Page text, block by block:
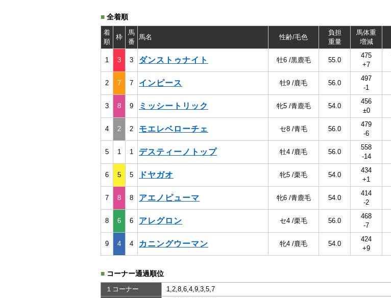
■ 全着順
着
順
枠
馬
番
馬名 性齢/毛色
負担
重量
馬体重
増減
1 3 3 ダンストゥナイト 牡6 /黒鹿毛 55.0
475
+7
2 7 7 インピース 牡9 /鹿毛 56.0
497
-1
3 8 9 ミッシートリック 牝5 /青鹿毛 54.0
456
±0
4 2 2 モエレベローチェ セ8 /青毛 56.0
479
-6
5 1 1 デスティーノトップ 牡4 /鹿毛 56.0
558
-14
6 5 5 ドヤガオ 牝5 /栗毛 54.0
434
+1
7 8 8 アエノピューマ 牝6 /青鹿毛 54.0
414
-2
8 6 6 アレグロン セ4 /栗毛 56.0
468
-7
9 4 4 カニングウーマン 牝4 /鹿毛 54.0
424
+9
■ コーナー通過順位
１コーナー
1,2,8,6,4,9,3,5,7